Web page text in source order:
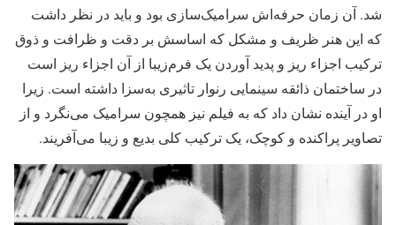
شد. آن زمان حرفه‌اش سرامیک‌سازی بود و باید در نظر داشت
که این هنر ظریف و مشکل که اساسش بر دقت و ظرافت و ذوق
ترکیب اجزاء ریز و پدید آوردن یک فرم‌زیبا از آن اجزاء ریز است
در ساختمان ذائقه سینمایی رنوار تاثیری به‌سزا داشته است. زیرا
او در آینده نشان داد که به فیلم نیز همچون سرامیک می‌نگرد و از
تصاویر پراکنده و کوچک، یک ترکیب کلی بدیع و زیبا می‌آفریند.